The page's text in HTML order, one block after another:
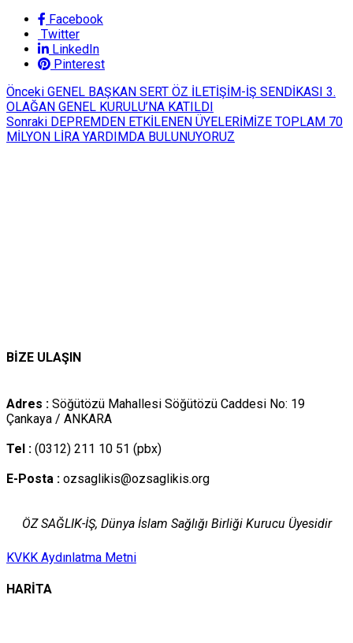
Facebook
Twitter
LinkedIn
Pinterest
Önceki GENEL BAŞKAN SERT ÖZ İLETİŞİM-İŞ SENDİKASI 3.
OLAĞAN GENEL KURULU’NA KATILDI
Sonraki DEPREMDEN ETKİLENEN ÜYELERİMİZE TOPLAM 70
MİLYON LİRA YARDIMDA BULUNUYORUZ
BİZE ULAŞIN
Adres : Söğütözü Mahallesi Söğütözü Caddesi No: 19
Çankaya / ANKARA
Tel : (0312) 211 10 51 (pbx)
E-Posta : ozsaglikis@ozsaglikis.org
ÖZ SAĞLIK-İŞ, Dünya İslam Sağlığı Birliği Kurucu Üyesidir
KVKK Aydınlatma Metni
HARİTA